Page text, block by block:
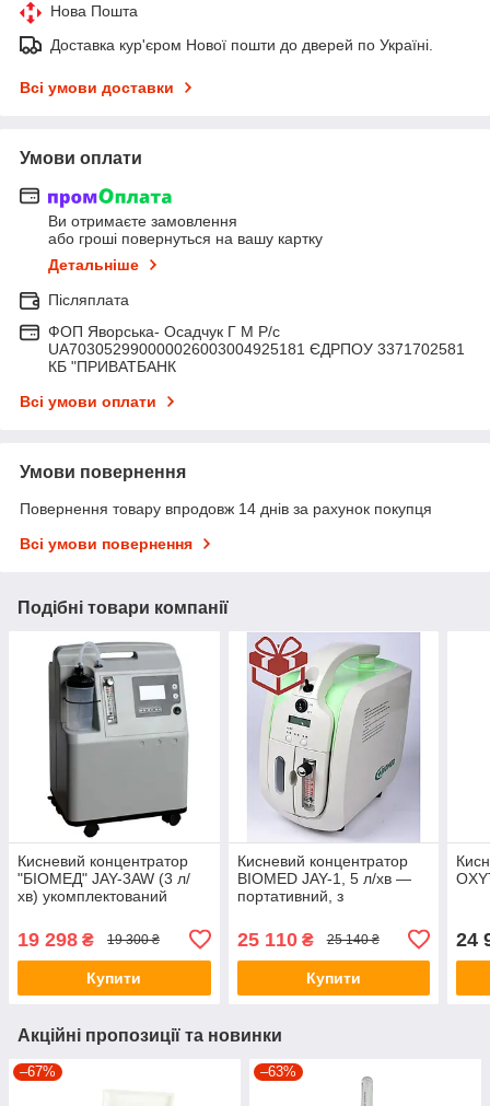
Нова Пошта
Доставка кур'єром Нової пошти до дверей по Україні.
Всі умови доставки
Умови оплати
Ви отримаєте замовлення
або гроші повернуться на вашу картку
Детальніше
Післяплата
ФОП Яворська- Осадчук Г М Р/c
UA703052990000026003004925181 ЄДРПОУ 3371702581
КБ "ПРИВАТБАНК
Всі умови оплати
Умови повернення
Повернення товару впродовж 14 днів за рахунок покупця
Всі умови повернення
Подібні товари компанії
Кисневий концентратор
"БІОМЕД" JAY-3AW (3 л/
хв) укомплектований
19 298 ₴ 19 300 ₴
Купити
Кисневий концентратор
BIOMED JAY-1, 5 л/хв —
портативний, з
живленням від авто
25 110₴ 25 140 ₴
Купити
24
Акційні пропозиції та новинки
–67% –63%